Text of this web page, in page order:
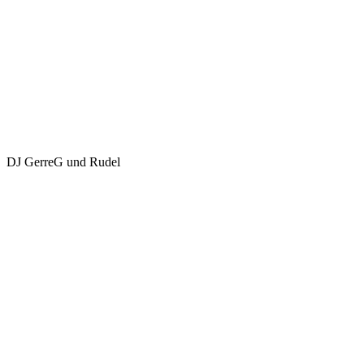
DJ GerreG und Rudel